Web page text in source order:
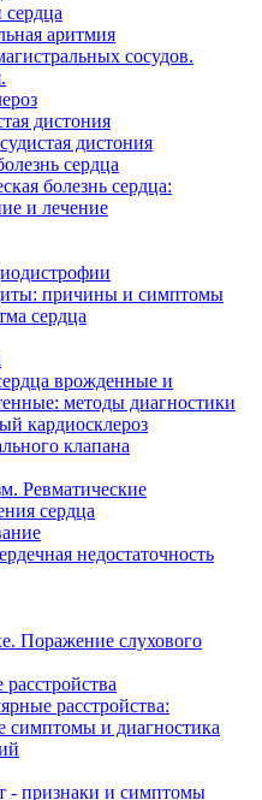
аритмия
сосудов.
дистония
дистония
сердца
болезнь сердца:
и лечение
причины и симптомы
сердца
врожденные и
методы диагностики
кардиосклероз
клапана
Ревматические
сердца
недостаточность
Поражение слухового
расстройства:
симптомы и диагностика
- признаки и симптомы